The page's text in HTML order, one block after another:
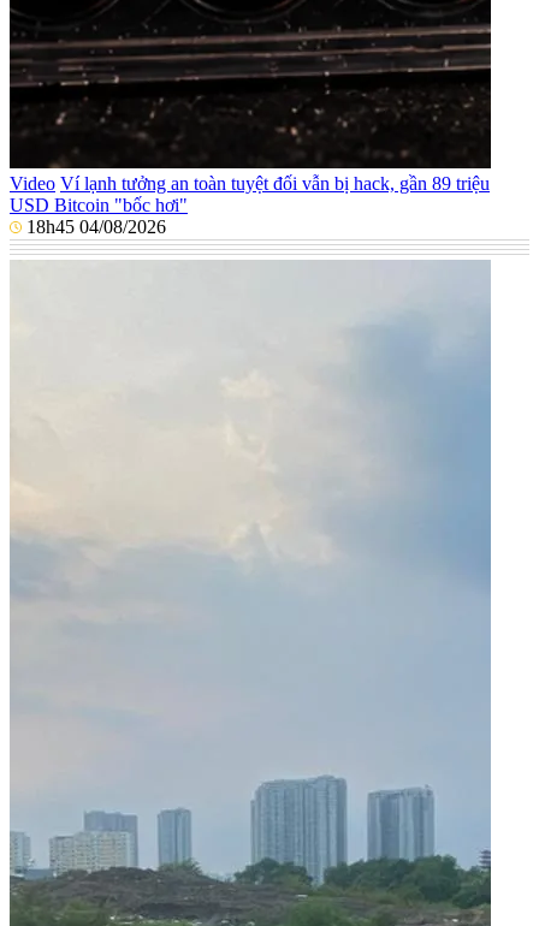
Video Ví lạnh tưởng an toàn tuyệt đối vẫn bị hack, gần 89 triệu
USD Bitcoin "bốc hơi"
18h45 04/08/2026